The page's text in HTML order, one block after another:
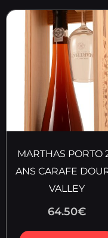
MARTHAS PORTO
ANS CARAFE
VALLEY
64.50€